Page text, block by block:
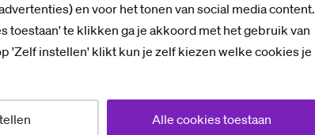
en voor het tonen van social media content.
toestaan' te klikken ga je akkoord met het gebruik van
'Zelf instellen' klikt kun je zelf kiezen welke cookies je
Alle cookies toestaan